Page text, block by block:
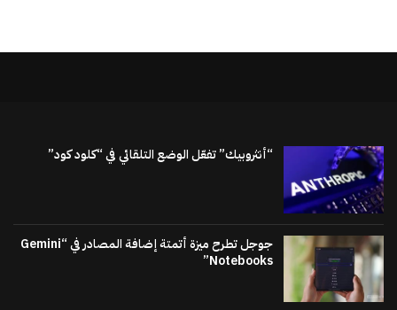
“أنثروبيك” تفعّل الوضع التلقائي في “كلود كود”
جوجل تطرح ميزة أتمتة إضافة المصادر في “Gemini
Notebooks”